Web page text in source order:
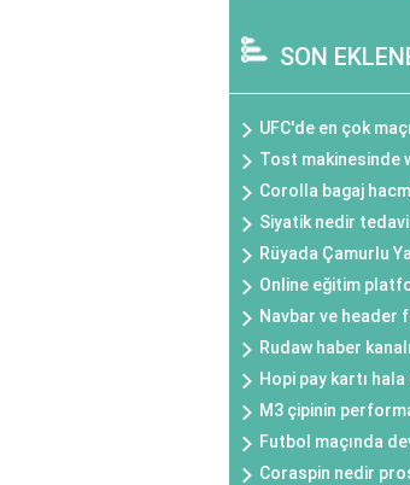
SON
UFC'de en çok
Tost makinesinde
Corolla bagaj
Siyatik nedir
Rüyada Çamurlu
Online eğitim
Navbar ve header
Rudaw haber
Hopi pay kartı hala
M3 çipinin
Futbol maçında
Coraspin nedir